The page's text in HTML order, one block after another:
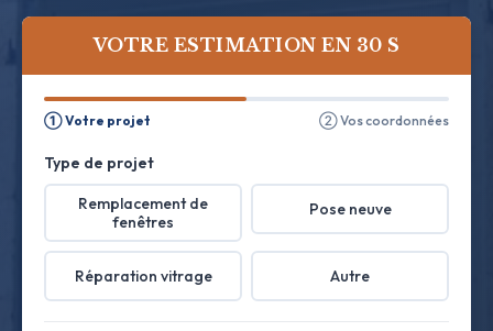
VOTRE ESTIMATION EN 30 S
① Votre projet ② Vos coordonnées
Type de projet
Remplacement de
fenêtres
Pose neuve
Réparation vitrage Autre